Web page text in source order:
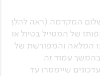
המקדמה (ראה להלן
של המטייל בטיול או
המלאה והמפורשת של
עמוד זה
שיימסרו עד